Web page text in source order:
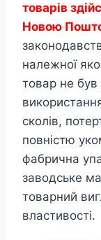
товарів
Новою
належної
товар не був
сколів,
повністю
фабрична
заводське
товарний
властивості.